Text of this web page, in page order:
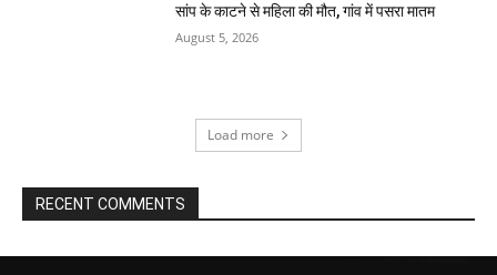
सांप के काटने से महिला की मौत, गांव में पसरा मातम
August 5, 2026
Load more
RECENT COMMENTS